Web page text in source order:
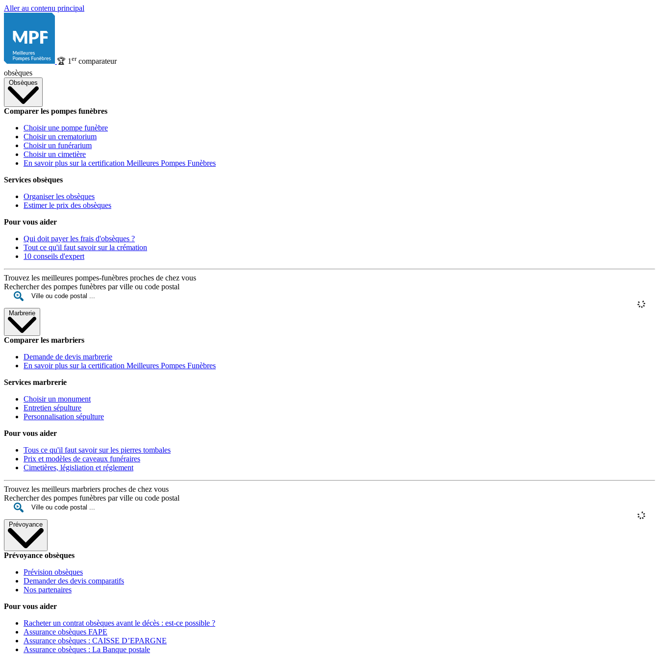
Aller au contenu principal
🏆 1 ercomparateur
obsèques
Obsèques
Comparer les pompes funèbres
Choisir une pompe funèbre
Choisir un crematorium
Choisir un funérarium
Choisir un cimetière
En savoir plus sur la certification Meilleures Pompes Funèbres
Services obsèques
Organiser les obsèques
Estimer le prix des obsèques
Pour vous aider
Qui doit payer les frais d'obsèques ?
Tout ce qu'il faut savoir sur la crémation
10 conseils d'expert
Trouvez les meilleures pompes-funèbres proches de chez vous
Rechercher des pompes funèbres par ville ou code postal
Marbrerie
Comparer les marbriers
Demande de devis marbrerie
En savoir plus sur la certification Meilleures Pompes Funèbres
Services marbrerie
Choisir un monument
Entretien sépulture
Personnalisation sépulture
Pour vous aider
Tous ce qu'il faut savoir sur les pierres tombales
Prix et modèles de caveaux funéraires
Cimetières, législiation et réglement
Trouvez les meilleurs marbriers proches de chez vous
Rechercher des pompes funèbres par ville ou code postal
Prévoyance
Prévoyance obsèques
Prévision obsèques
Demander des devis comparatifs
Nos partenaires
Pour vous aider
Racheter un contrat obsèques avant le décès : est-ce possible ?
Assurance obsèques FAPE
Assurance obsèques : CAISSE D’EPARGNE
Assurance obsèques : La Banque postale